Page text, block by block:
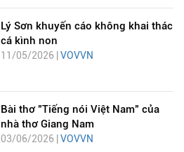
Lý Sơn khuyến cáo không khai thác
cá kình non
11/05/2026 | VOVVN
Bài thơ "Tiếng nói Việt Nam" của
nhà thơ Giang Nam
03/06/2026 | VOVVN